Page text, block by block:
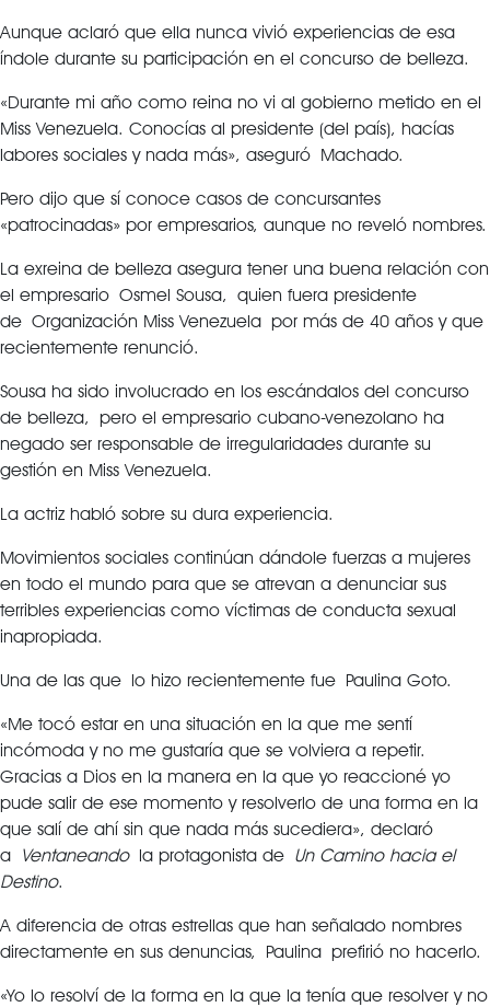
Aunque aclaró que ella nunca vivió experiencias de esa
índole durante su participación en el concurso de belleza.
«Durante mi año como reina no vi al gobierno metido en el
Miss Venezuela. Conocías al presidente (del país), hacías
labores sociales y nada más», aseguró Machado.
Pero dijo que sí conoce casos de concursantes
«patrocinadas» por empresarios, aunque no reveló nombres.
La exreina de belleza asegura tener una buena relación con
el empresario Osmel Sousa, quien fuera presidente
de Organización Miss Venezuela por más de 40 años y que
recientemente renunció.
Sousa ha sido involucrado en los escándalos del concurso
de belleza, pero el empresario cubano-venezolano ha
negado ser responsable de irregularidades durante su
gestión en Miss Venezuela.
La actriz habló sobre su dura experiencia.
Movimientos sociales continúan dándole fuerzas a mujeres
en todo el mundo para que se atrevan a denunciar sus
terribles experiencias como víctimas de conducta sexual
inapropiada.
Una de las que lo hizo recientemente fue Paulina Goto.
«Me tocó estar en una situación en la que me sentí
incómoda y no me gustaría que se volviera a repetir.
Gracias a Dios en la manera en la que yo reaccioné yo
pude salir de ese momento y resolverlo de una forma en la
que salí de ahí sin que nada más sucediera», declaró
a Ventaneandola protagonista de Un Camino hacia el
Destino.
A diferencia de otras estrellas que han señalado nombres
directamente en sus denuncias, Paulina prefirió no hacerlo.
«Yo lo resolví de la forma en la que la tenía que resolver y no